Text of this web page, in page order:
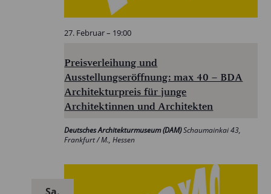
Preisverleihung und
Ausstellungseröffnung: max 40 – BDA
Architekturpreis für junge
Architektinnen und Architekten
27. Februar – 19:00
Deutsches Architekturmuseum (DAM)Schaumainkai 43,
Frankfurt / M., Hessen